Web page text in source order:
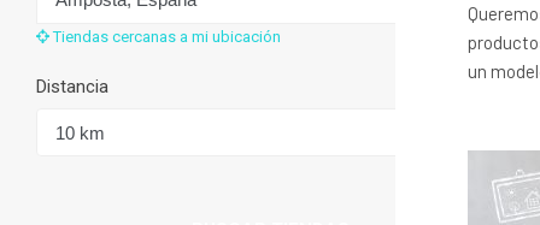
un
Tiendas cercanas a mi ubicación
Distancia